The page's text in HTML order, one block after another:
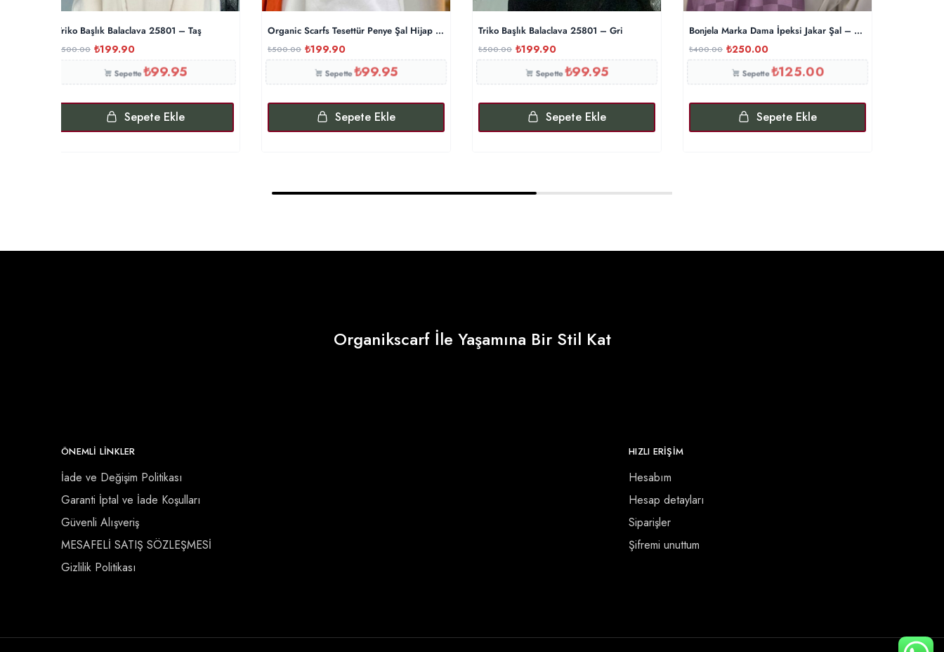
Triko Başlık Balaclava 25801 – Taş
500.00 ₺199.90
Sepette₺99.95
Sepete Ekle
Organic Scarfs Tesettür Penye Şal Hijap Modeli – Açık Kiremit
₺500.00 ₺199.90
Sepette₺99.95
Sepete Ekle
Triko Başlık Balaclava 25801 – Gri
₺500.00 ₺199.90
Sepette₺99.95
Sepete Ekle
Bonjela Marka Dama İpeksi Jakar Şal – Lavanta
₺400.00 ₺250.00
Sepette₺125.00
Sepete Ekle
Organikscarf İle Yaşamına Bir Stil Kat
ÖNEMLI LINKLER
İade ve Değişim Politikası
Garanti İptal ve İade Koşulları
Güvenli Alışveriş
MESAFELİ SATIŞ SÖZLEŞMESİ
Gizlilik Politikası
HIZLI ERİŞİM
Hesabım
Hesap detayları
Siparişler
Şifremi unuttum